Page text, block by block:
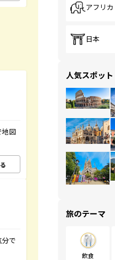
地図
で
アフリカ
日本
人気スポット
旅のテーマ
飲食